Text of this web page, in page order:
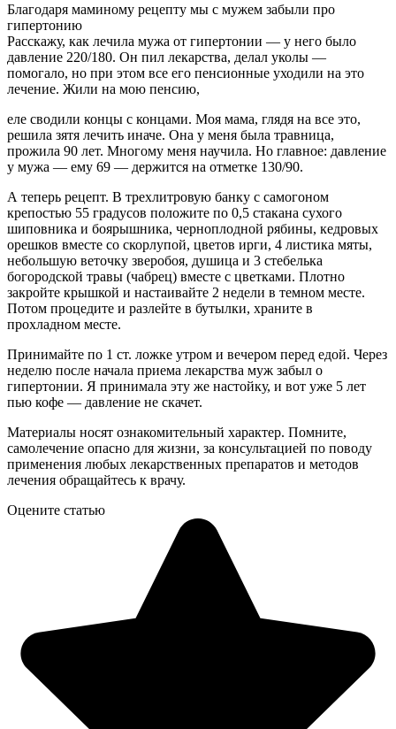
Благодаря маминому рецепту мы с мужем забыли про
гипертонию
Расскажу, как лечила мужа от гипертонии — у него было
давление 220/180. Он пил лекарства, делал уколы —
помогало, но при этом все его пенсионные уходили на это
лечение. Жили на мою пенсию,
еле сводили концы с концами. Моя мама, глядя на все это,
решила зятя лечить иначе. Она у меня была травница,
прожила 90 лет. Многому меня научила. Но главное: давление
у мужа — ему 69 — держится на отметке 130/90.
А теперь рецепт. В трехлитровую банку с самогоном
крепостью 55 градусов положите по 0,5 стакана сухого
шиповника и боярышника, черноплодной рябины, кедровых
орешков вместе со скорлупой, цветов ирги, 4 листика мяты,
небольшую веточку зверобоя, душица и 3 стебелька
богородской травы (чабрец) вместе с цветками. Плотно
закройте крышкой и настаивайте 2 недели в темном месте.
Потом процедите и разлейте в бутылки, храните в
прохладном месте.
Принимайте по 1 ст. ложке утром и вечером перед едой. Через
неделю после начала приема лекарства муж забыл о
гипертонии. Я принимала эту же настойку, и вот уже 5 лет
пью кофе — давление не скачет.
Материалы носят ознакомительный характер. Помните,
самолечение опасно для жизни, за консультацией по поводу
применения любых лекарственных препаратов и методов
лечения обращайтесь к врачу.
Оцените статью